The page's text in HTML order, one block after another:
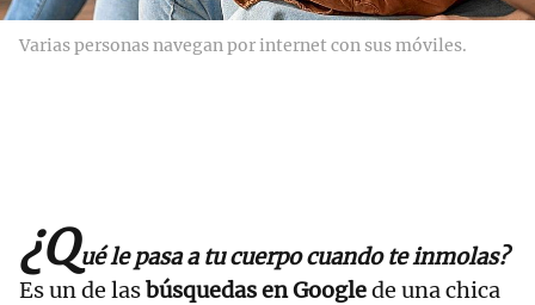
Varias personas navegan por internet con sus móviles.
¿Qué le pasa a tu cuerpo cuando te inmolas?
Es un de lasbúsquedas en Googlede una chica